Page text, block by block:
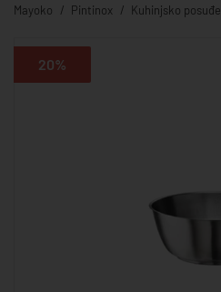
Mayoko Pintinox Kuhinjsko posuđe
20%